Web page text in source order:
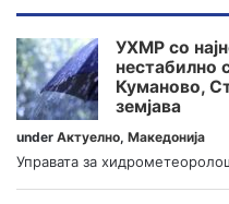
УХМР со
нестабилно
Куманово,
земјава
under Актуелно, Македонија
Управата за